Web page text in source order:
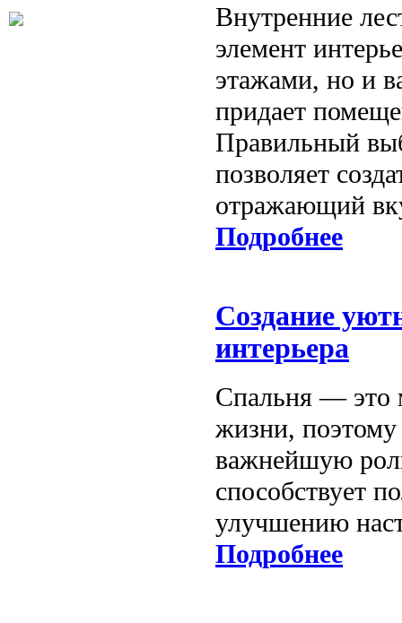
Внутренние
элемент
этажами, но и
придает
Правильный
позволяет
отражающий
Подробнее
Создание
интерьера
Спальня — это
жизни,
важнейшую
способствует
улучшению
Подробнее